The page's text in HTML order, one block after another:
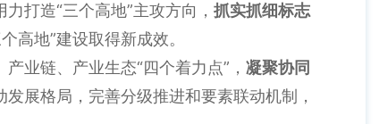
打造“三个高地”主攻方向， 抓实抓细标志
高地”建设取得新成效。
业链、产业生态“四个着力点”， 凝聚协同
展格局，完善分级推进和要素联动机制，